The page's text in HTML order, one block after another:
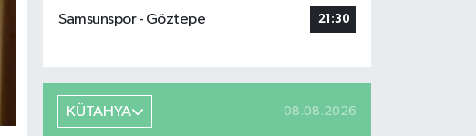
Samsunspor - Göztepe
21:30
KÜTAHYA 08.08.2026